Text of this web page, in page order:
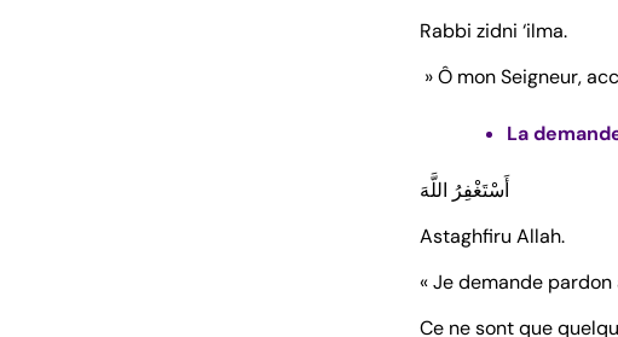
Rabbi zidni ‘ilma.
» Ô mon Seigneur,
La
أَسْتَغْفِرُ اللَّهَ
Astaghfiru Allah.
« Je demande pardon
Ce ne sont que